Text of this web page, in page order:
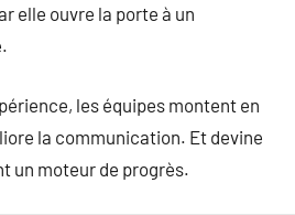
elle ouvre la porte à un
les équipes montent en
la communication. Et devine
un moteur de progrès.